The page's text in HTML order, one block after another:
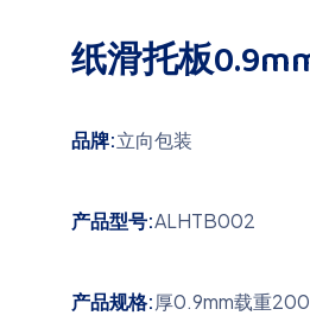
纸滑托板
品牌:立向包装
产品型号:ALHTB002
产品规格:厚0.9mm载重